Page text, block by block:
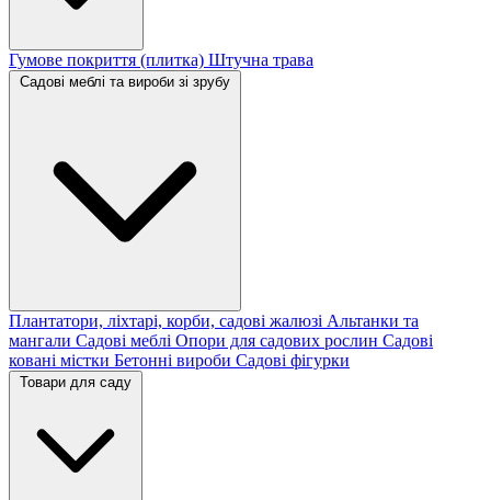
Гумове покриття (плитка) Штучна трава
Садові меблі та вироби зі зрубу
Плантатори, ліхтарі, корби, садові жалюзі Альтанки та
мангали Садові меблі Опори для садових рослин Садові
ковані містки Бетонні вироби Садові фігурки
Товари для саду